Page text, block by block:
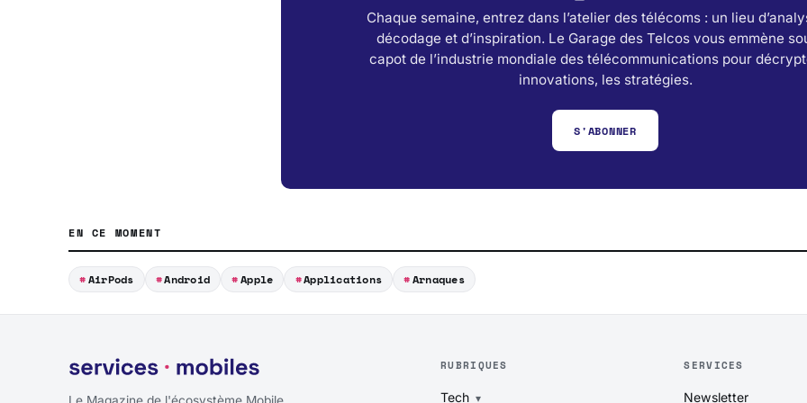
Chaque semaine, entrez dans l’atelier des télécoms : un lieu
décodage et d’inspiration. Le Garage des Telcos vous emmène
capot de l’industrie mondiale des télécommunications pour
innovations, les stratégies.
S'ABONNER
EN CE MOMENT
AirPods Android Apple Applications Arnaques
Le Magazine de l'écosystème Mobile
RUBRIQUES
Tech
SERVICES
Newsletter